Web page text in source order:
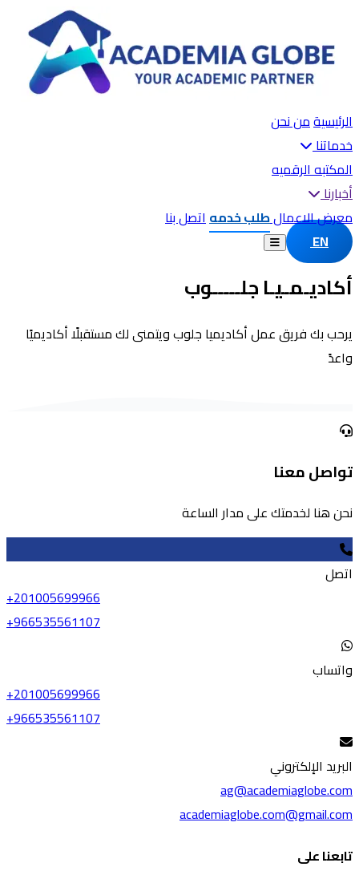
الرئيسيةمن نحن
خدماتنا
المكتبه الرقميه
أخبارنا
معرض الاعمالطلب خدمهاتصل بنا
EN
أكاديـمـيـا جلـــــوب
يرحب بك فريق عمل أكاديميا جلوب ويتمنى لك مستقبلًا أكاديميًا
واعدً
تواصل معنا
نحن هنا لخدمتك على مدار الساعة
اتصل
+201005699966
+966535561107
واتساب
+201005699966
+966535561107
البريد الإلكتروني
ag@academiaglobe.com
academiaglobe.com@gmail.com
تابعنا على